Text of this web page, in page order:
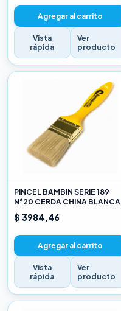
Agregar al carrito
Vista
rápida
Ver
producto
PINCEL BAMBIN SERIE 189
N°20 CERDA CHINA BLANCA
$ 3984,46
Agregar al carrito
Vista
rápida
Ver
producto